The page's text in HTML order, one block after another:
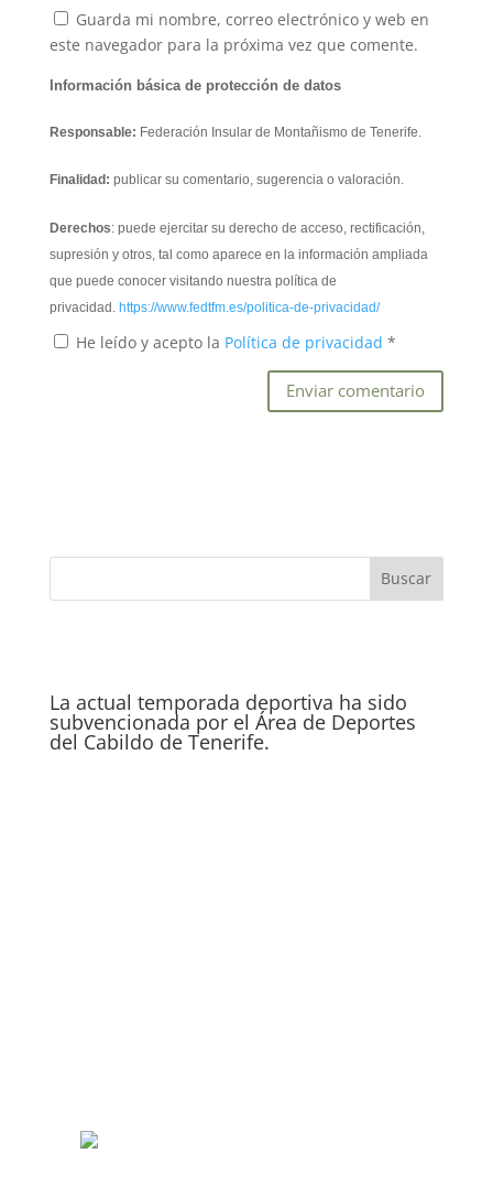
Guarda mi nombre, correo electrónico y web en
este navegador para la próxima vez que comente.
Información básica de protección de datos
Responsable: Federación Insular de Montañismo de Tenerife.
Finalidad: publicar su comentario, sugerencia o valoración.
Derechos: puede ejercitar su derecho de acceso, rectificación,
supresión y otros, tal como aparece en la información ampliada
que puede conocer visitando nuestra política de
privacidad. https://www.fedtfm.es/politica-de-privacidad/
He leído y acepto la Política de privacidad *
La actual temporada deportiva ha sido
subvencionada por el Área de Deportes
del Cabildo de Tenerife.